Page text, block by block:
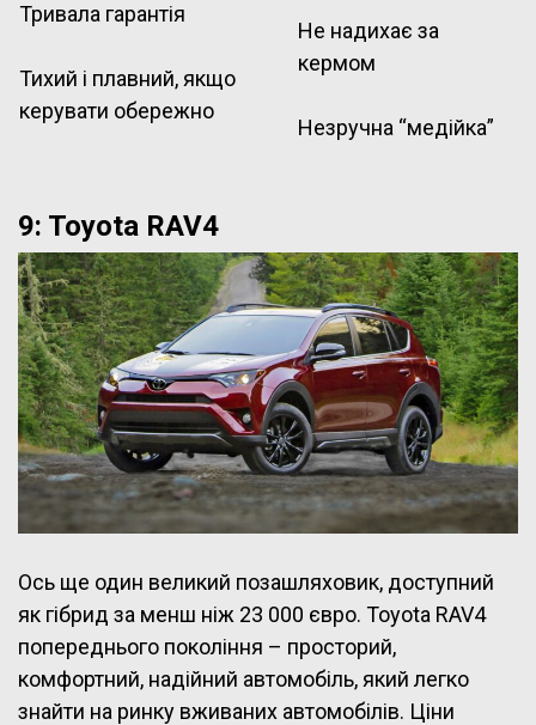
Тривала гарантія
Тихий і плавний, якщо
керувати обережно
Не надихає за
кермом
Незручна “медійка”
9: Toyota RAV4
Ось ще один великий позашляховик, доступний
як гібрид за менш ніж 23 000 євро. Toyota RAV4
попереднього покоління – просторий,
комфортний, надійний автомобіль, який легко
знайти на ринку вживаних автомобілів. Ціни